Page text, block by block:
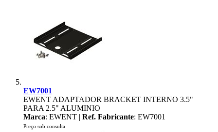
EW7001
EWENT ADAPTADOR BRACKET INTERNO 3.5"
PARA 2.5" ALUMINIO
Marca: EWENT | Ref. Fabricante: EW7001
Preço sob consulta